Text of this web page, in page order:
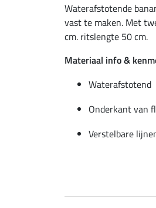
Waterafstotende
vast te maken. Met
cm. ritslengte 50 cm.
Materiaal info &
Waterafstotend
Onderkant van
Verstelbare